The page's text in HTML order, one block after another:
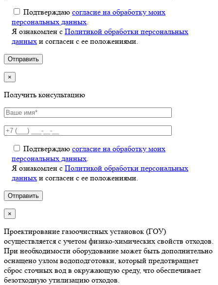
Подтверждаю согласие на обработку моих
персональных данных
Я ознакомлен с Политикой обработки персональных
данных и согласен с ее положениями.
×
Получить консультацию
Подтверждаю согласие на обработку моих
персональных данных
Я ознакомлен с Политикой обработки персональных
данных и согласен с ее положениями.
×
Проектирование газоочистных установок (ГОУ)
осуществляется с учетом физико-химических свойств отходов.
При необходимости оборудование может быть дополнительно
оснащено узлом водоподготовки, который предотвращает
сброс сточных вод в окружающую среду, что обеспечивает
безотходную утилизацию отходов.